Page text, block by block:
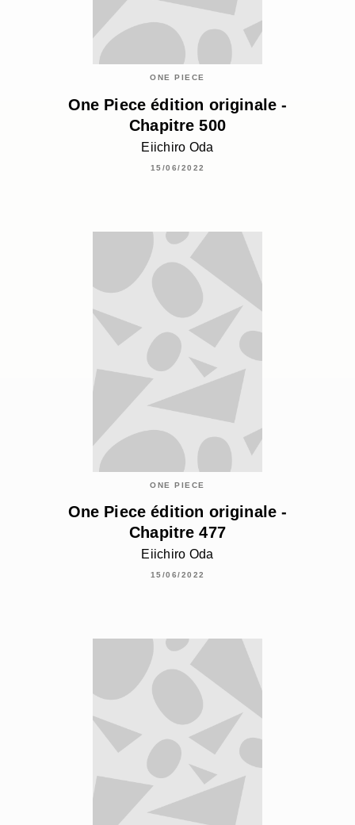
ONE PIECE
One Piece édition originale -
Chapitre 500
Eiichiro Oda
15/06/2022
ONE PIECE
One Piece édition originale -
Chapitre 477
Eiichiro Oda
15/06/2022